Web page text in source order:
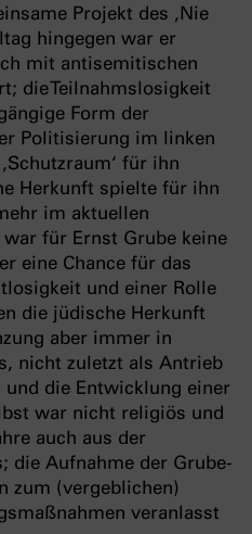
Projekt des ‚Nie
hingegen war er
mit antisemitischen
die Teilnahmslosigkeit
Form der
Politisierung im linken
für ihn
Herkunft spielte für ihn
im aktuellen
für Ernst Grube keine
eine Chance für das
und einer Rolle
die jüdische Herkunft
aber immer in
nicht zuletzt als Antrieb
die Entwicklung einer
war nicht religiös und
auch aus der
die Aufnahme der Grube-
zum (vergeblichen)
veranlasst